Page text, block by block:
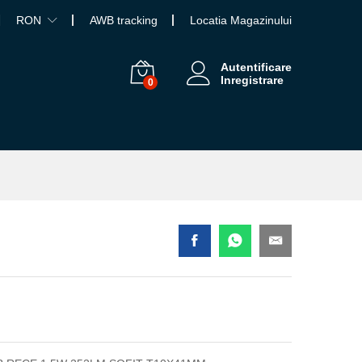
RON AWB tracking Locatia Magazinului
0
Autentificare
Inregistrare